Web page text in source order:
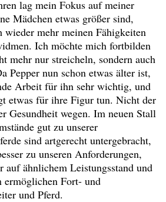
lag mein Fokus auf meiner
Mädchen etwas größer sind,
wieder mehr meinen Fähigkeiten
Ich möchte mich fortbilden
mehr nur streicheln, sondern auch
Pepper nun schon etwas älter ist,
Arbeit für ihn sehr wichtig, und
etwas für ihre Figur tun. Nicht der
Gesundheit wegen. Im neuen Stall
gut zu unserer
sind artgerecht untergebracht,
zu unseren Anforderungen,
auf ähnlichem Leistungsstand und
ermöglichen Fort- und
und Pferd.